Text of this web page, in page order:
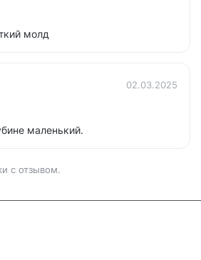
молд
02.03.2025
маленький.
с отзывом.